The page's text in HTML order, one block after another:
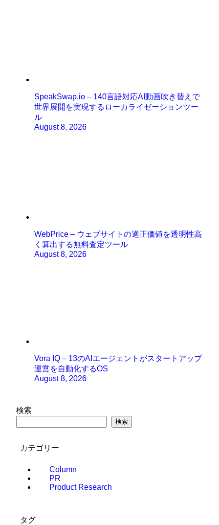
SpeakSwap.io – 140言語対応AI動画吹き替えで
世界展開を実現するローカライゼーションツー
ル
August 8, 2026
WebPrice – ウェブサイトの適正価値を透明性高
く算出する無料査定ツール
August 8, 2026
Vora IQ – 13のAIエージェントがスタートアップ
運営を自動化するOS
August 8, 2026
検索
検索
カテゴリー
Column
PR
Product Research
タグ